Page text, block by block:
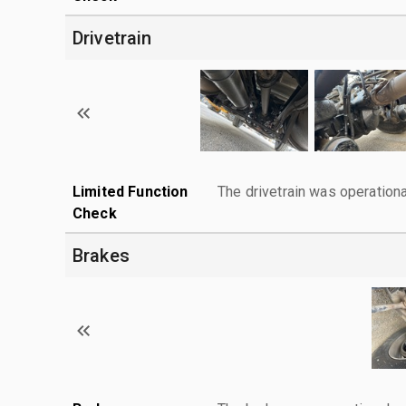
Drivetrain
Limited Function
Check
The drivetrain was
Brakes